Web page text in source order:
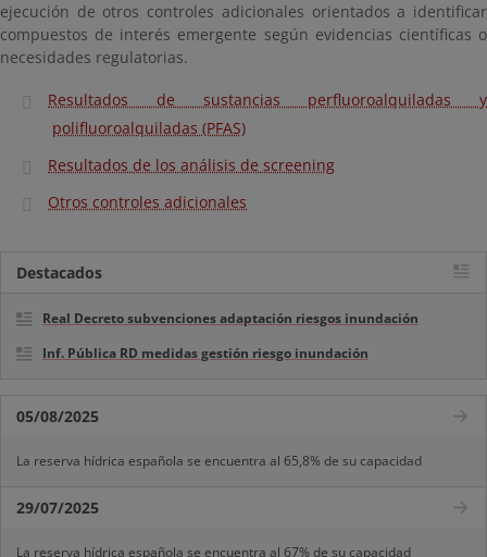
ejecución de otros controles adicionales orientados a identificar
compuestos de interés emergente según evidencias científicas o
necesidades regulatorias.
Resultados de sustancias perfluoroalquiladas y
polifluoroalquiladas (PFAS)
Resultados de los análisis de screening
Otros controles adicionales
Destacados
Real Decreto subvenciones adaptación riesgos inundación
Inf. Pública RD medidas gestión riesgo inundación
05/08/2025
La reserva hídrica española se encuentra al 65,8% de su capacidad
29/07/2025
La reserva hídrica española se encuentra al 67% de su capacidad